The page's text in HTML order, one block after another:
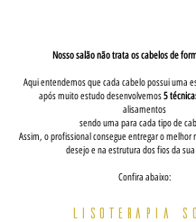
Nosso salão não trata os cabelos de
Aqui entendemos que cada cabelo possui uma
após muito estudo desenvolvemos5
alisamentos
sendo uma para cada tipo de
Assim, o profissional consegue entregar o melhor
desejo e na estrutura dos fios da
Confira abaixo:
LISOTERAPIA